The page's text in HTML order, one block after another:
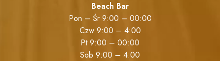
Beach Bar
Pon – Śr 9:00 – 00:00
Czw 9:00 – 4:00
Pt 9:00 – 00:00
Sob 9:00 – 4:00